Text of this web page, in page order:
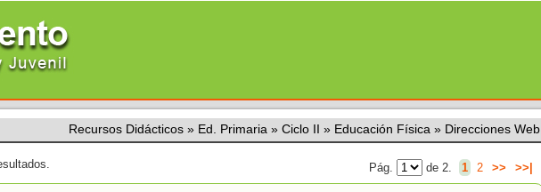
Recursos Didácticos » Ed. Primaria » Ciclo II » Educación Física » Direcciones Web
Pág. de 2. 1 2 >> >>|